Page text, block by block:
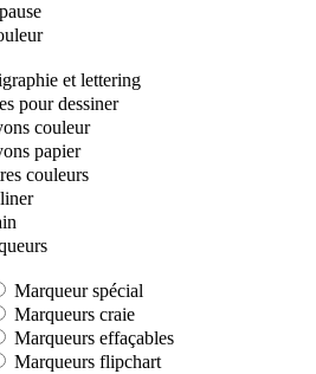
et lettering
pour dessiner
couleur
papier
couleurs
Marqueur spécial
Marqueurs craie
Marqueurs effaçables
Marqueurs flipchart